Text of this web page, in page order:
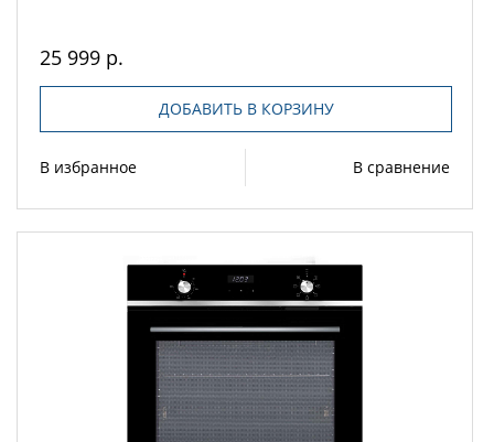
25 999 р.
ДОБАВИТЬ В КОРЗИНУ
В избранное В сравнение